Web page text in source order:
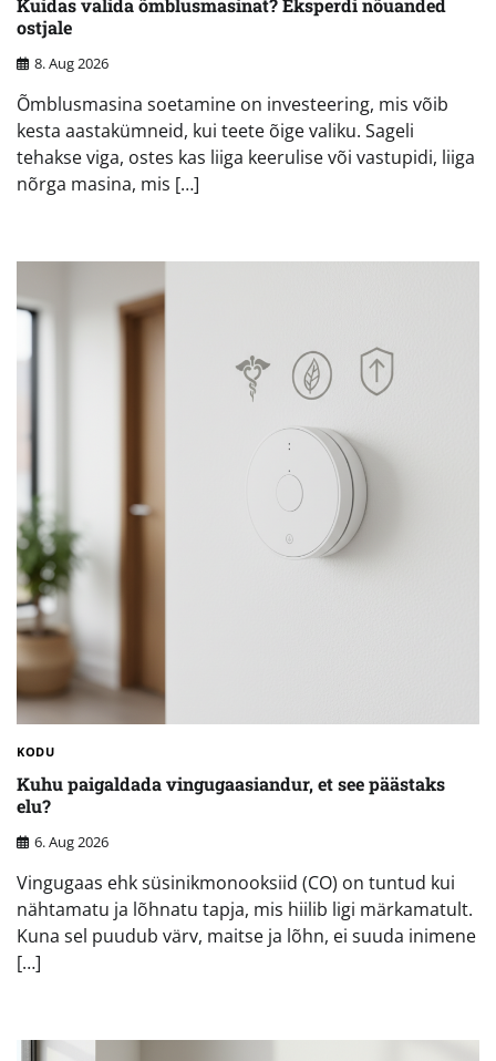
Kuidas valida õmblusmasinat? Eksperdi nõuanded
ostjale
8. Aug 2026
Õmblusmasina soetamine on investeering, mis võib
kesta aastakümneid, kui teete õige valiku. Sageli
tehakse viga, ostes kas liiga keerulise või vastupidi, liiga
nõrga masina, mis […]
KODU
Kuhu paigaldada vingugaasiandur, et see päästaks
elu?
6. Aug 2026
Vingugaas ehk süsinikmonooksiid (CO) on tuntud kui
nähtamatu ja lõhnatu tapja, mis hiilib ligi märkamatult.
Kuna sel puudub värv, maitse ja lõhn, ei suuda inimene
[…]